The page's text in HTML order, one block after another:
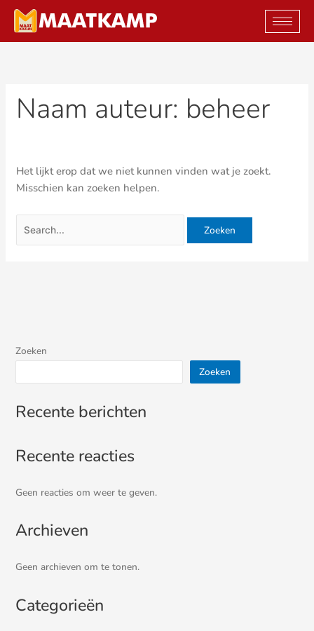
naar
de
Naam auteur: beheer
Het lijkt erop dat we niet kunnen vinden wat je zoekt.
Misschien kan zoeken helpen.
Zoek
naar:
Zoeken
Zoeken
Recente berichten
Recente reacties
Geen reacties om weer te geven.
Archieven
Geen archieven om te tonen.
Categorieën